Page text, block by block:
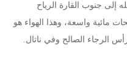
إلى جنوب القارة الرياح
مائية واسعة، وهذا الهواء هو
الرجاء الصالح وفي ناتال.